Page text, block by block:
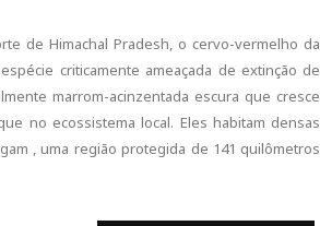
de Himachal Pradesh, o cervo-vermelho da
criticamente ameaçada de extinção de
marrom-acinzentada escura que cresce
no ecossistema local. Eles habitam densas
, uma região protegida de 141 quilômetros